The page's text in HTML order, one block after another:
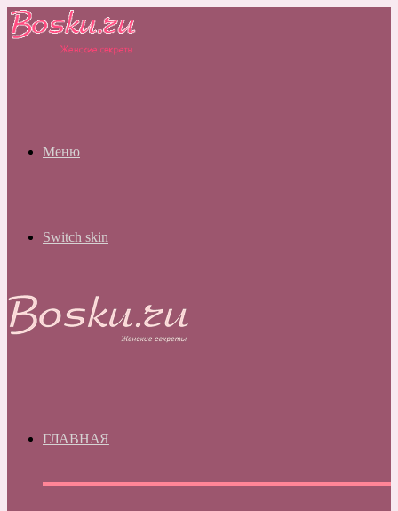
Меню
Switch skin
ГЛАВНАЯ